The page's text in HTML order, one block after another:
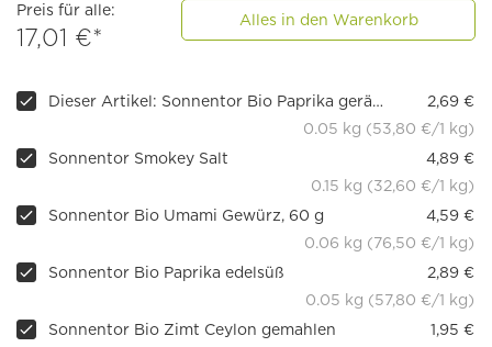
Preis für alle:
17,01 €*
Alles in den Warenkorb
Dieser Artikel: Sonnentor Bio Paprika geräuchert (Smokey), 50 g
2,69 €
0.05 kg (53,80 €/1 kg)
Sonnentor Smokey Salt
4,89 €
0.15 kg (32,60 €/1 kg)
Sonnentor Bio Umami Gewürz, 60 g
4,59 €
0.06 kg (76,50 €/1 kg)
Sonnentor Bio Paprika edelsüß
2,89 €
0.05 kg (57,80 €/1 kg)
Sonnentor Bio Zimt Ceylon gemahlen
1,95 €